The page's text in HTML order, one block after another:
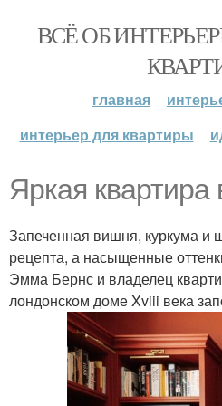
ВСЁ ОБ
главная
интерьер для квартиры
Яркая
Запеченная вишня, куркума и
рецепта, а насыщенные
Эмма Бернс и владелец
лондонском доме Xviii века